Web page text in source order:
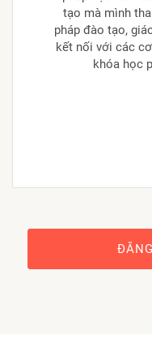
tạo mà mình
pháp đào tạo,
kết nối với các
khóa học